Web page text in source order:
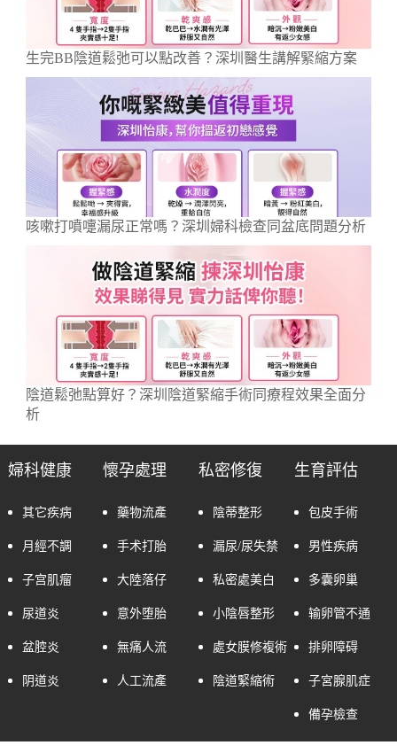
生完BB陰道鬆弛可以點改善？深圳醫生講解緊縮方案
咳嗽打噴嚏漏尿正常嗎？深圳婦科檢查同盆底問題分析
陰道鬆弛點算好？深圳陰道緊縮手術同療程效果全面分
析
婦科健康
其它疾病
月經不調
子宫肌瘤
尿道炎
盆腔炎
阴道炎
懷孕處理
藥物流產
手术打胎
大陸落仔
意外堕胎
無痛人流
人工流產
私密修復
陰蒂整形
漏尿/尿失禁
私密處美白
小陰唇整形
處女膜修複術
陰道緊縮術
生育評估
包皮手術
男性疾病
多囊卵巢
输卵管不通
排卵障碍
子宮腺肌症
備孕檢查